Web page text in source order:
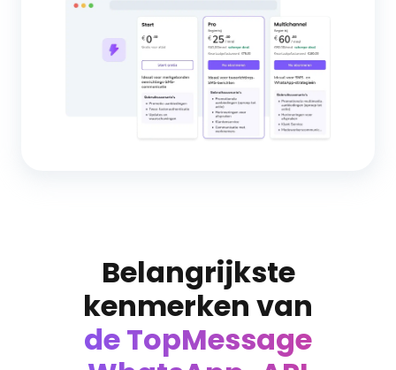
Belangrijkste
kenmerken van
de TopMessage